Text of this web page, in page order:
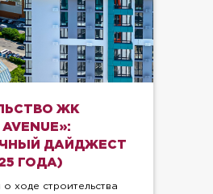
ЖК
ДАЙДЖЕСТ
ГОДА)
о ходе строительства